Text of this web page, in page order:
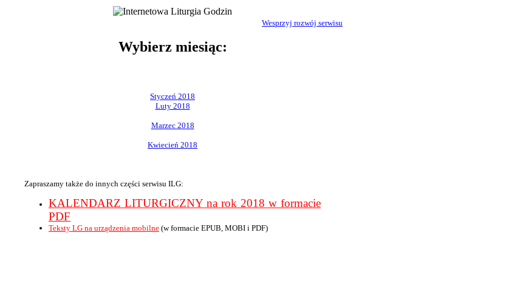
Wesprzyj rozwój serwisu
Wybierz miesiąc:
Styczeń 2018
Luty 2018
Marzec 2018
Kwiecień 2018
Zapraszamy także do innych części serwisu ILG:
KALENDARZ LITURGICZNY na rok 2018 w formacie
PDF
Teksty LG na urządzenia mobilne (w formacie EPUB, MOBI i PDF)